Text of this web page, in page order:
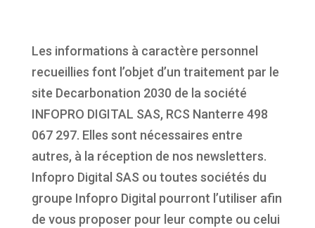
Les informations à caractère personnel
recueillies font l’objet d’un traitement par le
site Decarbonation 2030 de la société
INFOPRO DIGITAL SAS, RCS Nanterre 498
067 297. Elles sont nécessaires entre
autres, à la réception de nos newsletters.
Infopro Digital SAS ou toutes sociétés du
groupe Infopro Digital pourront l’utiliser afin
de vous proposer pour leur compte ou celui